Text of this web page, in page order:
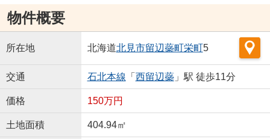
物件概要
所在地 北海道北見市留辺蘂町栄町5
交通 石北本線 「 西留辺蘂」駅 徒歩11分
価格 150万円
土地面積 404.94㎡